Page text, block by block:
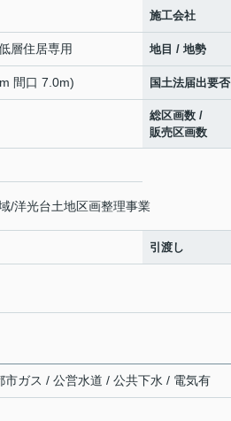
施工会社
層住居専用 地目 / 地勢
間口 7.0m) 国土法届出要否
総区画数 /
販売区画数
/洋光台土地区画整理事業
引渡し
市ガス / 公営水道 / 公共下水 / 電気有